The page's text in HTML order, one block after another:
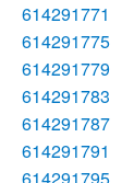
614291771
614291775
614291779
614291783
614291787
614291791